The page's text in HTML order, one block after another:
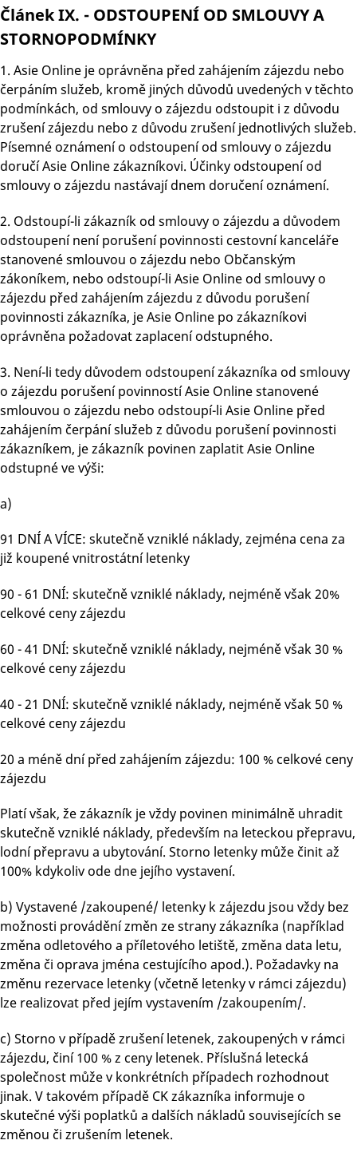
Článek IX. - ODSTOUPENÍ OD SMLOUVY A
STORNOPODMÍNKY
1. Asie Online je oprávněna před zahájením zájezdu nebo
čerpáním služeb, kromě jiných důvodů uvedených v těchto
podmínkách, od smlouvy o zájezdu odstoupit i z důvodu
zrušení zájezdu nebo z důvodu zrušení jednotlivých služeb.
Písemné oznámení o odstoupení od smlouvy o zájezdu
doručí Asie Online zákazníkovi. Účinky odstoupení od
smlouvy o zájezdu nastávají dnem doručení oznámení.
2. Odstoupí-li zákazník od smlouvy o zájezdu a důvodem
odstoupení není porušení povinnosti cestovní kanceláře
stanovené smlouvou o zájezdu nebo Občanským
zákoníkem, nebo odstoupí-li Asie Online od smlouvy o
zájezdu před zahájením zájezdu z důvodu porušení
povinnosti zákazníka, je Asie Online po zákazníkovi
oprávněna požadovat zaplacení odstupného.
3. Není-li tedy důvodem odstoupení zákazníka od smlouvy
o zájezdu porušení povinností Asie Online stanovené
smlouvou o zájezdu nebo odstoupí-li Asie Online před
zahájením čerpání služeb z důvodu porušení povinnosti
zákazníkem, je zákazník povinen zaplatit Asie Online
odstupné ve výši:
a)
91 DNÍ A VÍCE: skutečně vzniklé náklady, zejména cena za
již koupené vnitrostátní letenky
90 - 61 DNÍ: skutečně vzniklé náklady, nejméně však 20%
celkové ceny zájezdu
60 - 41 DNÍ: skutečně vzniklé náklady, nejméně však 30 %
celkové ceny zájezdu
40 - 21 DNÍ: skutečně vzniklé náklady, nejméně však 50 %
celkové ceny zájezdu
20 a méně dní před zahájením zájezdu: 100 % celkové ceny
zájezdu
Platí však, že zákazník je vždy povinen minimálně uhradit
skutečně vzniklé náklady, především na leteckou přepravu,
lodní přepravu a ubytování. Storno letenky může činit až
100% kdykoliv ode dne jejího vystavení.
b) Vystavené /zakoupené/ letenky k zájezdu jsou vždy bez
možnosti provádění změn ze strany zákazníka (například
změna odletového a příletového letiště, změna data letu,
změna či oprava jména cestujícího apod.). Požadavky na
změnu rezervace letenky (včetně letenky v rámci zájezdu)
lze realizovat před jejím vystavením /zakoupením/.
c) Storno v případě zrušení letenek, zakoupených v rámci
zájezdu, činí 100 % z ceny letenek. Příslušná letecká
společnost může v konkrétních případech rozhodnout
jinak. V takovém případě CK zákazníka informuje o
skutečné výši poplatků a dalších nákladů souvisejících se
změnou či zrušením letenek.